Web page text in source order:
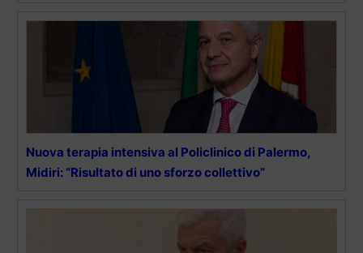
Nuova terapia intensiva al Policlinico di Palermo,
Midiri: “Risultato di uno sforzo collettivo”